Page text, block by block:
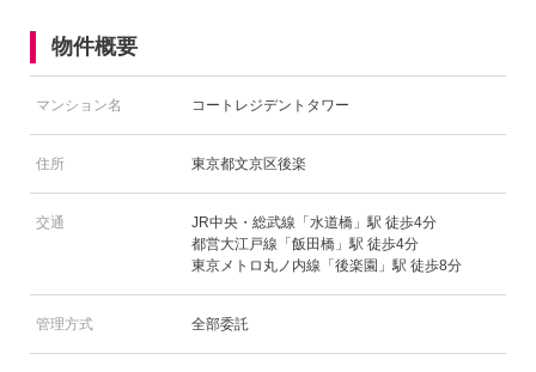
物件概要
マンション名 コートレジデントタワー
住所 東京都文京区後楽
交通
JR中央・総武線「水道橋」駅 徒歩4分
都営大江戸線「飯田橋」駅 徒歩4分
東京メトロ丸ノ内線「後楽園」駅 徒歩8分
管理方式 全部委託